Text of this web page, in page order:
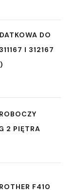
DO
I 312167
2 PIĘTRA
F410